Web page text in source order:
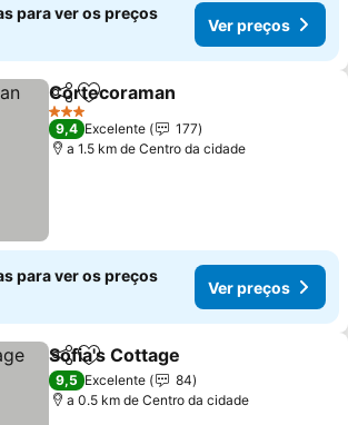
para ver os preços
Ver preços
PartilharAdicionar aos favoritos
Cortecoraman
3 Estrelas
9,4 Excelente
177
a 1.5 km de Centro da cidade
para ver os preços
Ver preços
PartilharAdicionar aos favoritos
Sofia's Cottage
9,5 Excelente
84
a 0.5 km de Centro da cidade